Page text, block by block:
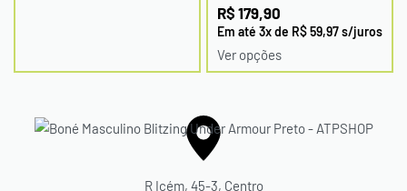
R$ 179,90
Em até 3x de R$59,97s/juros
Ver opções
R Icém, 45-3, Centro